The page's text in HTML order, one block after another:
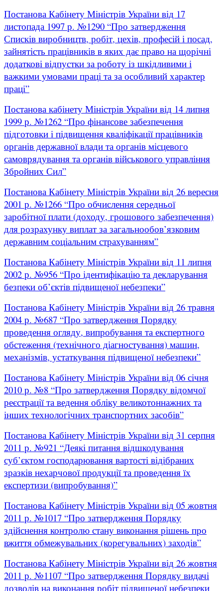
Постанова Кабінету Міністрів України від 17
листопада 1997 р. №1290 “Про затвердження
Списків виробництв, робіт, цехів, професій і посад,
зайнятість працівників в яких дає право на щорічні
додаткові відпустки за роботу із шкідливими і
важкими умовами праці та за особливий характер
праці”
Постанова кабінету Міністрів України від 14 липня
1999 р. №1262 “Про фінансове забезпечення
підготовки і підвищення кваліфікації працівників
органів державної влади та органів місцевого
самоврядування та органів військового управління
Збройних Сил”
Постанова Кабінету Міністрів України від 26 вересня
2001 р. №1266 “Про обчислення середньої
заробітної плати (доходу, грошового забезпечення)
для розрахунку виплат за загальнообов’язковим
державним соціальним страхуванням”
Постанова Кабінету Міністрів України від 11 липня
2002 р. №956 “Про ідентифікацію та декларування
безпеки об’єктів підвищеної небезпеки”
Постанова Кабінету Міністрів України від 26 травня
2004 р. №687 “Про затвердження Порядку
проведення огляду, випробування та експертного
обстеження (технічного діагностування) машин,
механізмів, устаткування підвищеної небезпеки”
Постанова Кабінету Міністрів України від 06 січня
2010 р. №8 “Про затвердження Порядку відомчої
реєстрації та ведення обліку великотоннажних та
інших технологічних транспортних засобів”
Постанова Кабінету Міністрів України від 31 серпня
2011 р. №921 “Деякі питання відшкодування
суб’єктом господарювання вартості відібраних
зразків нехарчової продукції та проведення їх
експертизи (випробування)”
Постанова Кабінету Міністрів України від 05 жовтня
2011 р. №1017 “Про затвердження Порядку
здійснення контролю стану виконання рішень про
вжиття обмежувальних (корегувальних) заходів”
Постанова Кабінету Міністрів України від 26 жовтня
2011 р. №1107 “Про затвердження Порядку видачі
дозволів на виконання робіт підвищеної небезпеки